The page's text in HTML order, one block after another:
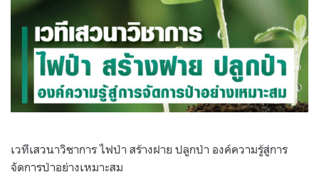
เวทีเสวนาวิชาการ ไฟป่า สร้างฝาย ปลูกป่า องค์ความรู้สู่การ
จัดการป่าอย่างเหมาะสม